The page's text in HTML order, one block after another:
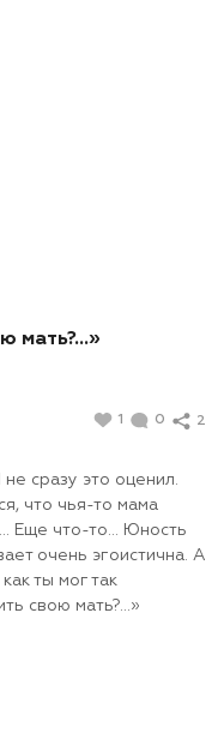
мать?...»
1 0 2
сразу это оценил.
что чья-то мама
Еще что-то... Юность
очень эгоистична. А
ты мог так
свою мать?...»